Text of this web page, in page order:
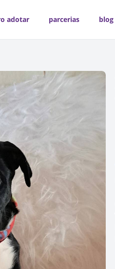
adotar parcerias blog